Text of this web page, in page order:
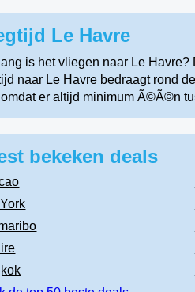
Le Havre
is het vliegen naar Le Havre?
naar Le Havre bedraagt rond
omdat er altijd minimum Ã©Ã©n
bekeken deals